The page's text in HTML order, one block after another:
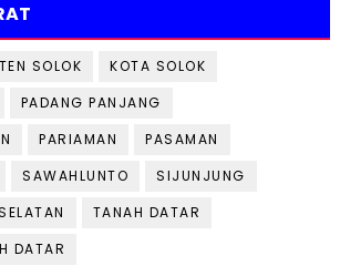
SOLOK
KOTA SOLOK
PADANG PANJANG
PARIAMAN
PASAMAN
SAWAHLUNTO
SIJUNJUNG
TANAH DATAR
DATAR